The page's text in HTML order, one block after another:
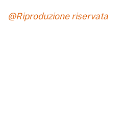
@Riproduzione riservata